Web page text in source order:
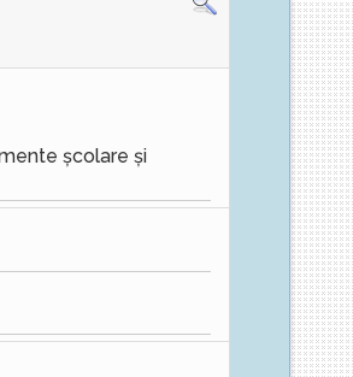
școlare și